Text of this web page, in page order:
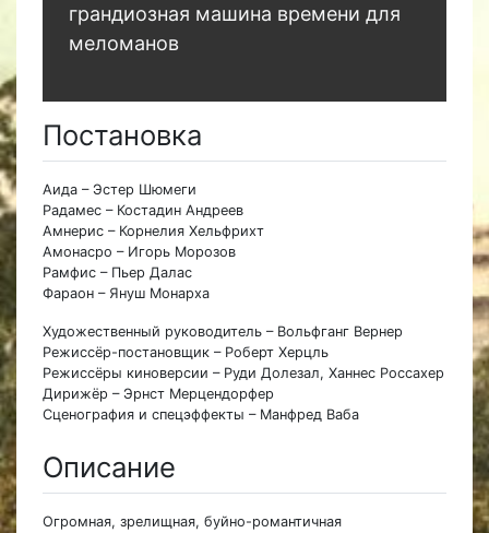
грандиозная машина времени для
меломанов
Постановка
Аида – Эстер Шюмеги
Радамес – Костадин Андреев
Амнерис – Корнелия Хельфрихт
Амонасро – Игорь Морозов
Рамфис – Пьер Далас
Фараон – Януш Монарха
Художественный руководитель – Вольфганг Вернер
Режиссёр-постановщик – Роберт Херцль
Режиссёры киноверсии – Руди Долезал, Ханнес Россахер
Дирижёр – Эрнст Мерцендорфер
Сценография и спецэффекты – Манфред Ваба
Описание
Огромная, зрелищная, буйно-романтичная